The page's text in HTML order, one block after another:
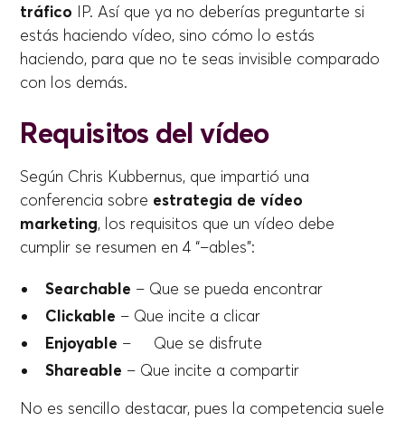
tráfico IP. Así que ya no deberías preguntarte si
estás haciendo vídeo, sino cómo lo estás
haciendo, para que no te seas invisible comparado
con los demás.
Requisitos del vídeo
Según Chris Kubbernus, que impartió una
conferencia sobre estrategia de vídeo
marketing, los requisitos que un vídeo debe
cumplir se resumen en 4 “–ables”:
Searchable – Que se pueda encontrar
Clickable – Que incite a clicar
Enjoyable – Que se disfrute
Shareable – Que incite a compartir
No es sencillo destacar, pues la competencia suele